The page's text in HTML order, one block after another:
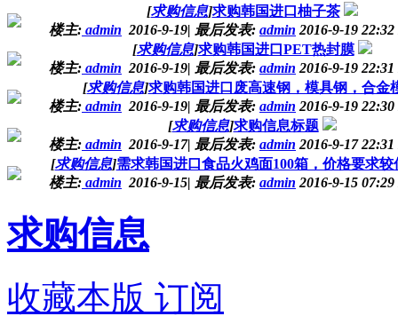
[求购信息]求购韩国进口柚子茶
楼主: admin 2016-9-19| 最后发表: admin 2016-9-19 22:32
[求购信息]求购韩国进口PET热封膜
楼主: admin 2016-9-19| 最后发表: admin 2016-9-19 22:31
[求购信息]求购韩国进口废高速钢，模具钢，合金
楼主: admin 2016-9-19| 最后发表: admin 2016-9-19 22:30
[求购信息]求购信息标题
楼主: admin 2016-9-17| 最后发表: admin 2016-9-17 22:31
[求购信息]需求韩国进口食品火鸡面100箱，价格要求较
楼主: admin 2016-9-15| 最后发表: admin 2016-9-15 07:29
求购信息
收藏本版 订阅